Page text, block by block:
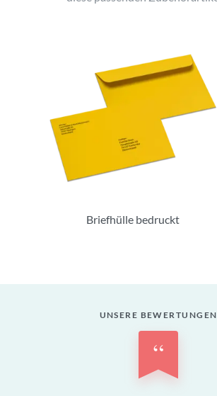
Briefhülle bedruckt
UNSERE BEWERTUNGEN
“